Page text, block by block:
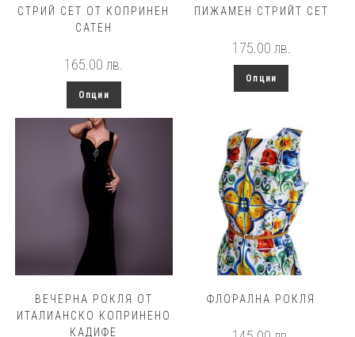
СТРИЙ СЕТ ОТ КОПРИНЕН
САТЕН
165.00 лв.
Опции
has
multiple
ПИЖАМЕН СТРИЙТ СЕТ
175.00 лв.
Опции
has
The
options
may
be
chosen
on
the
product
page
ВЕЧЕРНА РОКЛЯ ОТ
ИТАЛИАНСКО КОПРИНЕНО
КАДИФЕ
ФЛОРАЛНА РОКЛЯ